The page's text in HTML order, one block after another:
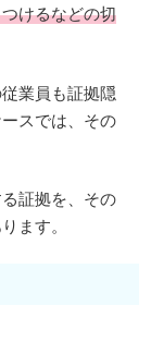
けるなどの切
業員も証拠隠
スでは、その
証拠を、その
ます。